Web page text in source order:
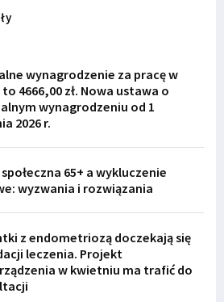
wynagrodzenie za pracę w
to 4666,00 zł. Nowa ustawa o
wynagrodzeniu od 1
2026 r.
65+ a wykluczenie
wyzwania i rozwiązania
z endometriozą doczekają się
leczenia. Projekt
w kwietniu ma trafić do